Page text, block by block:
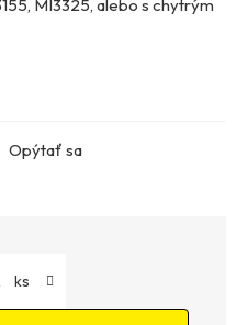
MI3325, alebo s chytrým
Opýtať sa